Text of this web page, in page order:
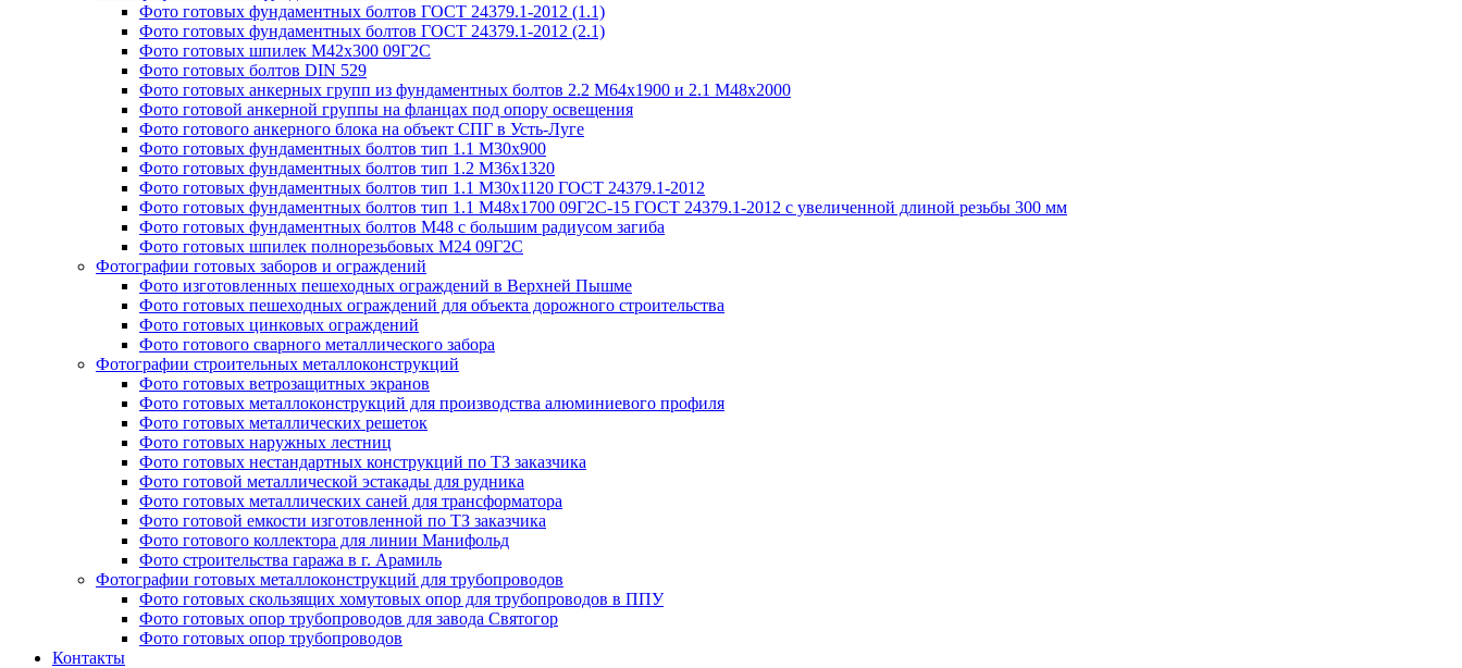
Фото готовых фундаментных болтов ГОСТ 24379.1-2012 (1.1)
Фото готовых фундаментных болтов ГОСТ 24379.1-2012 (2.1)
Фото готовых шпилек М42х300 09Г2С
Фото готовых болтов DIN 529
Фото готовых анкерных групп из фундаментных болтов 2.2 М64х1900 и 2.1 М48х2000
Фото готовой анкерной группы на фланцах под опору освещения
Фото готового анкерного блока на объект СПГ в Усть-Луге
Фото готовых фундаментных болтов тип 1.1 М30х900
Фото готовых фундаментных болтов тип 1.2 М36х1320
Фото готовых фундаментных болтов тип 1.1 М30х1120 ГОСТ 24379.1-2012
Фото готовых фундаментных болтов тип 1.1 М48х1700 09Г2С-15 ГОСТ 24379.1-2012 с увеличенной длиной резьбы 300 мм
Фото готовых фундаментных болтов М48 с большим радиусом загиба
Фото готовых шпилек полнорезьбовых М24 09Г2С
Фотографии готовых заборов и ограждений
Фото изготовленных пешеходных ограждений в Верхней Пышме
Фото готовых пешеходных ограждений для объекта дорожного строительства
Фото готовых цинковых ограждений
Фото готового сварного металлического забора
Фотографии строительных металлоконструкций
Фото готовых ветрозащитных экранов
Фото готовых металлоконструкций для производства алюминиевого профиля
Фото готовых металлических решеток
Фото готовых наружных лестниц
Фото готовых нестандартных конструкций по ТЗ заказчика
Фото готовой металлической эстакады для рудника
Фото готовых металлических саней для трансформатора
Фото готовой емкости изготовленной по ТЗ заказчика
Фото готового коллектора для линии Манифольд
Фото строительства гаража в г. Арамиль
Фотографии готовых металлоконструкций для трубопроводов
Фото готовых скользящих хомутовых опор для трубопроводов в ППУ
Фото готовых опор трубопроводов для завода Святогор
Фото готовых опор трубопроводов
Контакты